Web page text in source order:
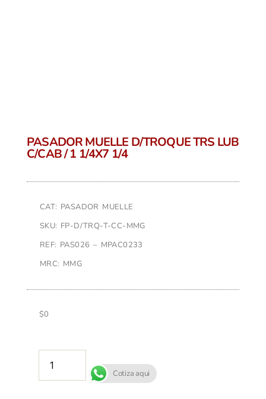
PASADOR MUELLE D/TROQUE TRS LUB
C/CAB / 1 1/4X7 1/4
CAT: PASADOR MUELLE
SKU: FP-D/TRQ-T-CC-MMG
REF: PAS026 – MPAC0233
MRC: MMG
$0
Cotiza aqui